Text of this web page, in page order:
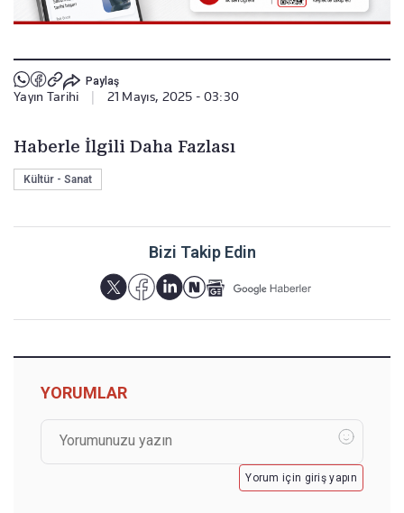
Paylaş
Yayın Tarihi 21 Mayıs, 2025 - 03:30
Haberle İlgili Daha Fazlası
Kültür - Sanat
Bizi Takip Edin
YORUMLAR
Yorum için giriş yapın